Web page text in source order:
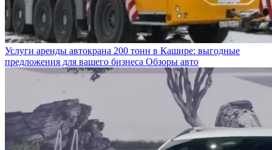
Услуги аренды автокрана 200 тонн в Кашире: выгодные
предложения для вашего бизнеса Обзоры авто